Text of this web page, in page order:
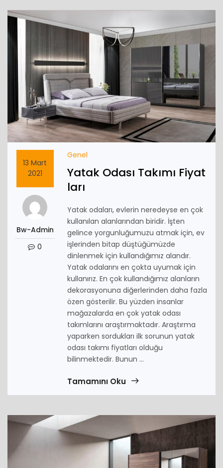
13 Mart
2021
Bw-Admin
0
Genel
Yatak Odası Takımı Fiyat
ları
Yatak odaları, evlerin neredeyse en çok
kullanılan alanlarından biridir. İşten
gelince yorgunluğumuzu atmak için, ev
işlerinden bitap düştüğümüzde
dinlenmek için kullandığımız alandır.
Yatak odalarını en çokta uyumak için
kullanırız. En çok kullandığımız alanların
dekorasyonuna diğerlerinden daha fazla
özen gösterilir. Bu yüzden insanlar
mağazalarda en çok yatak odası
takımlarını araştırmaktadır. Araştırma
yaparken sordukları ilk sorunun yatak
odası takımı fiyatları olduğu
bilinmektedir. Bunun ...
Tamamını Oku